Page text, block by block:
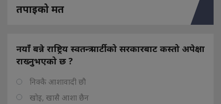
तपाइको मत
नयाँ बन्ने राष्ट्रिय स्वतन्त्र पार्टीको सरकारबाट कस्तो अपेक्षा
राख्नुभएको छ ?
निक्कै आशावादी छौ
खोइ, खासै आशा छैन